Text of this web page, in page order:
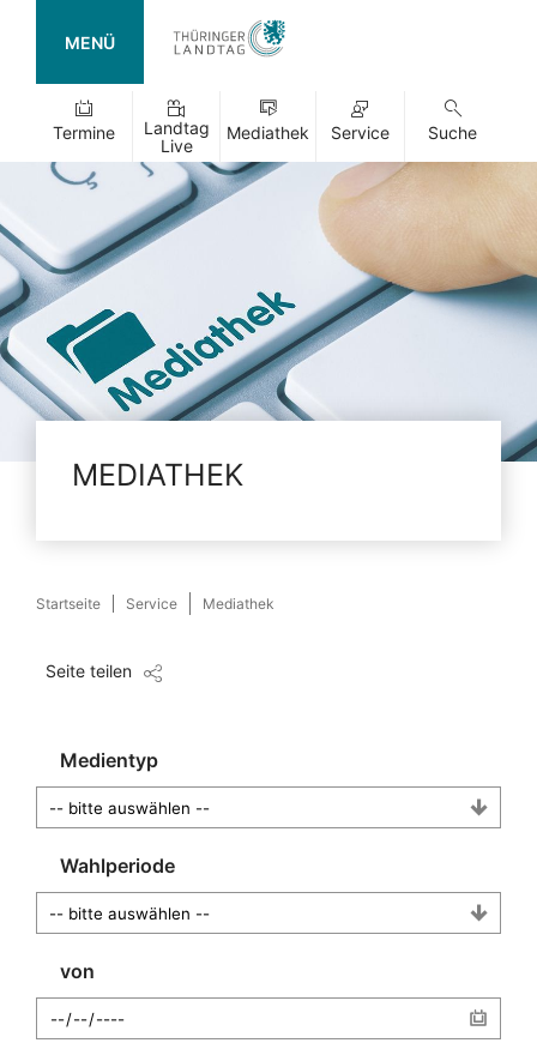
MENÜ
Termine
Landtag
Live
Mediathek Service Suche
MEDIATHEK
Startseite Service Mediathek
Seite teilen
Medientyp
Wahlperiode
von